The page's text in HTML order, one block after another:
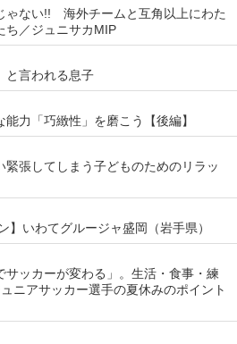
ゃない!! 海外チームと互角以上にわた
ち／ジュニサカMIP
と言われる息子
力「巧緻性」を磨こう【後編】
緊張してしまう子どものためのリラッ
】いわてグルージャ盛岡（岩手県）
サッカーが変わる」。生活・食事・練
ニアサッカー選手の夏休みのポイント